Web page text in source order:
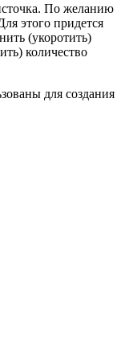
По желанию
этого придется
(укоротить)
количество
для создания